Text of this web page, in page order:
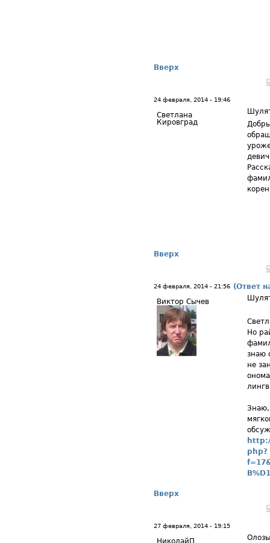
Вверх
24 февраля, 2014 - 19:46
Светлана
Кировград
Вверх
24 февраля, 2014 - 21:56 (Ответ
Виктор Сычев
Но
знаю
не
Знаю,
php?
Вверх
27 февраля, 2014 - 19:15
НиколайП Олозы